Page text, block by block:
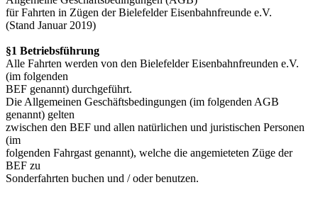
für Fahrten in Zügen der Bielefelder Eisenbahnfreunde e.V.
(Stand Januar 2019)
§1 Betriebsführung
Alle Fahrten werden von den Bielefelder Eisenbahnfreunden e.V.
(im folgenden
BEF genannt) durchgeführt.
Die Allgemeinen Geschäftsbedingungen (im folgenden AGB
genannt) gelten
zwischen den BEF und allen natürlichen und juristischen Personen
(im
folgenden Fahrgast genannt), welche die angemieteten Züge der
BEF zu
Sonderfahrten buchen und / oder benutzen.